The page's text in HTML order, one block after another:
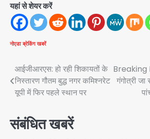
यहां से शेयर करें
नोएडा ब्रेकिंग खबरें
Post
navigation
आईजीआरएस: हो रही शिकायतों के
निस्तारण गौतम बुद्ध नगर कमिश्नरेट
यूपी में फिर पहले स्थान पर
Breaking
गंगोत्री जा
संबंधित खबरें